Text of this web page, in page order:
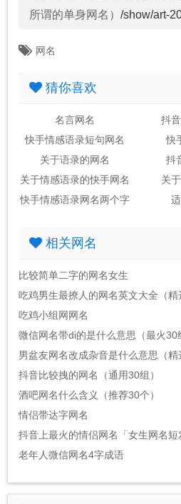
所谓的单身网名） /show/art-
网名
猜你喜欢
名言网名
抖
快手情感语录短句网名
快
关于语录的网名
抖
关于情感语录的快手网名
关
快手情感语录网名两个字
相关网名
比较简单二字的网名女生
吃鸡男生最撩人的网名英文大全（精
吃鸡小组网网名
微信网名带di的是什么意思（最火30
男盆友网名改成杂音是什么意思（精
抖音比较拽的网名（通用30组）
酒吧网名什么含义（推荐30个）
情侣带达字网名
抖音上最火的情侣网名「女生网名短
老年人微信网名4字成语